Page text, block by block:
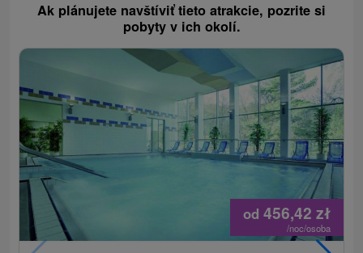
Ak plánujete navštíviť tieto atrakcie, pozrite si
pobyty v ich okolí.
od 456,42zł
/noc/osoba